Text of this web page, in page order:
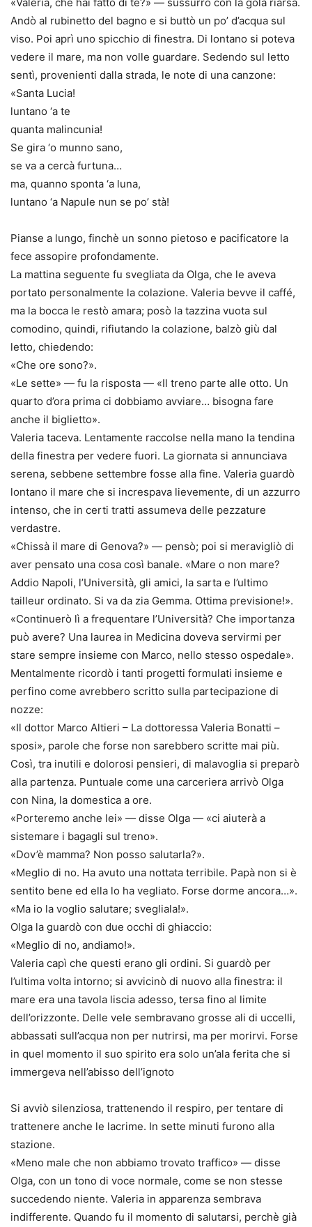
Andò al rubinetto del bagno e si buttò un po’ d’acqua sul
viso. Poi aprì uno spicchio di finestra. Di lontano si poteva
vedere il mare, ma non volle guardare. Sedendo sul letto
sentì, provenienti dalla strada, le note di una canzone:
«Santa Lucia!
luntano ‘a te
quanta malincunia!
Se gira ‘o munno sano,
se va a cercà furtuna…
ma, quanno sponta ‘a luna,
luntano ‘a Napule nun se po’ stà!
Pianse a lungo, finchè un sonno pietoso e pacificatore la
fece assopire profondamente.
La mattina seguente fu svegliata da Olga, che le aveva
portato personalmente la colazione. Valeria bevve il caffé,
ma la bocca le restò amara; posò la tazzina vuota sul
comodino, quindi, rifiutando la colazione, balzò giù dal
letto, chiedendo:
«Che ore sono?».
«Le sette» — fu la risposta — «Il treno parte alle otto. Un
quarto d’ora prima ci dobbiamo avviare… bisogna fare
anche il biglietto».
Valeria taceva. Lentamente raccolse nella mano la tendina
della finestra per vedere fuori. La giornata si annunciava
serena, sebbene settembre fosse alla fine. Valeria guardò
lontano il mare che si increspava lievemente, di un azzurro
intenso, che in certi tratti assumeva delle pezzature
verdastre.
«Chissà il mare di Genova?» — pensò; poi si meravigliò di
aver pensato una cosa così banale. «Mare o non mare?
Addio Napoli, l’Università, gli amici, la sarta e l’ultimo
tailleur ordinato. Si va da zia Gemma. Ottima previsione!».
«Continuerò lì a frequentare l’Università? Che importanza
può avere? Una laurea in Medicina doveva servirmi per
stare sempre insieme con Marco, nello stesso ospedale».
Mentalmente ricordò i tanti progetti formulati insieme e
perfino come avrebbero scritto sulla partecipazione di
nozze:
«Il dottor Marco Altieri – La dottoressa Valeria Bonatti –
sposi», parole che forse non sarebbero scritte mai più.
Così, tra inutili e dolorosi pensieri, di malavoglia si preparò
alla partenza. Puntuale come una carceriera arrivò Olga
con Nina, la domestica a ore.
«Porteremo anche lei» — disse Olga — «ci aiuterà a
sistemare i bagagli sul treno».
«Dov’è mamma? Non posso salutarla?».
«Meglio di no. Ha avuto una nottata terribile. Papà non si è
sentito bene ed ella lo ha vegliato. Forse dorme ancora…».
«Ma io la voglio salutare; svegliala!».
Olga la guardò con due occhi di ghiaccio:
«Meglio di no, andiamo!».
Valeria capì che questi erano gli ordini. Si guardò per
l’ultima volta intorno; si avvicinò di nuovo alla finestra: il
mare era una tavola liscia adesso, tersa fino al limite
dell’orizzonte. Delle vele sembravano grosse ali di uccelli,
abbassati sull’acqua non per nutrirsi, ma per morirvi. Forse
in quel momento il suo spirito era solo un’ala ferita che si
immergeva nell’abisso dell’ignoto
Si avviò silenziosa, trattenendo il respiro, per tentare di
trattenere anche le lacrime. In sette minuti furono alla
stazione.
«Meno male che non abbiamo trovato traffico» — disse
Olga, con un tono di voce normale, come se non stesse
succedendo niente. Valeria in apparenza sembrava
indifferente. Quando fu il momento di salutarsi, perchè già